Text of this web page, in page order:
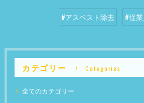
#アスベスト除去 #従
カテゴリー Categories
全てのカテゴリー